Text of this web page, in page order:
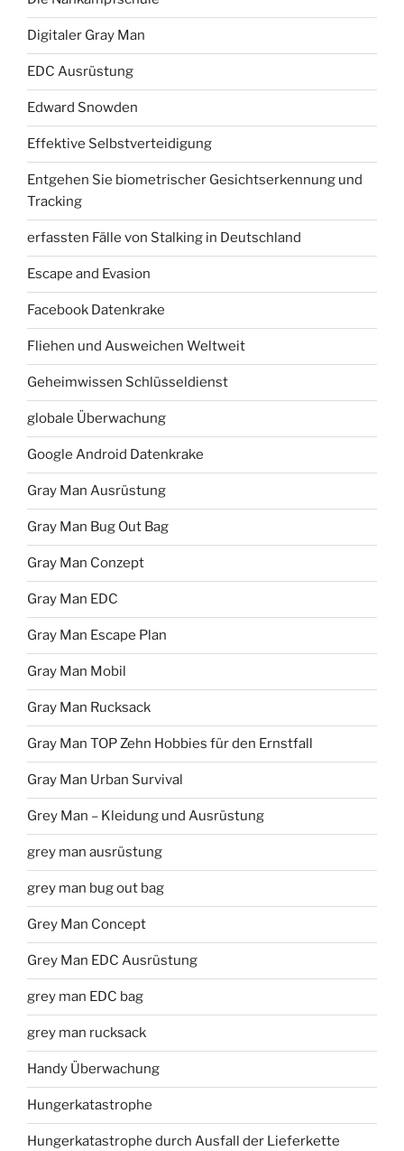
Digitaler Gray Man
EDC Ausrüstung
Edward Snowden
Effektive Selbstverteidigung
Entgehen Sie biometrischer Gesichtserkennung und
Tracking
erfassten Fälle von Stalking in Deutschland
Escape and Evasion
Facebook Datenkrake
Fliehen und Ausweichen Weltweit
Geheimwissen Schlüsseldienst
globale Überwachung
Google Android Datenkrake
Gray Man Ausrüstung
Gray Man Bug Out Bag
Gray Man Conzept
Gray Man EDC
Gray Man Escape Plan
Gray Man Mobil
Gray Man Rucksack
Gray Man TOP Zehn Hobbies für den Ernstfall
Gray Man Urban Survival
Grey Man – Kleidung und Ausrüstung
grey man ausrüstung
grey man bug out bag
Grey Man Concept
Grey Man EDC Ausrüstung
grey man EDC bag
grey man rucksack
Handy Überwachung
Hungerkatastrophe
Hungerkatastrophe durch Ausfall der Lieferkette